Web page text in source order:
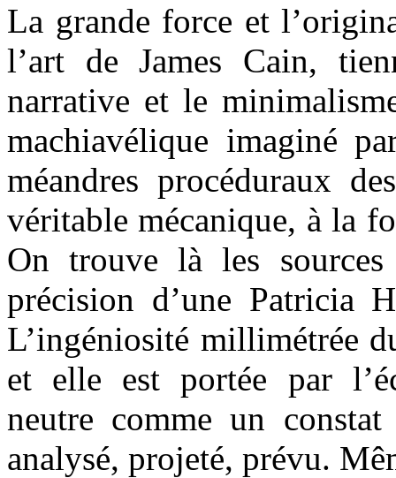
La grande force et
l’art de James Cain,
narrative et le
machiavélique imaginé
méandres procéduraux
véritable mécanique, à la
On trouve là les
précision d’une Patricia
L’ingéniosité millimétrée
et elle est portée par
neutre comme un constat
analysé, projeté, prévu.